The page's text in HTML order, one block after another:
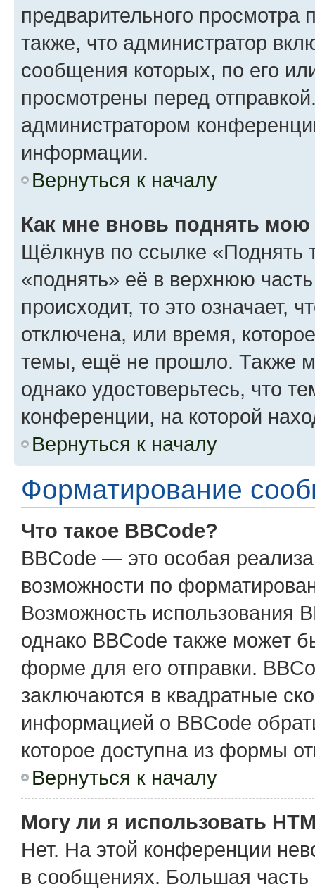
предварительного
также, что администратор
сообщения которых, по его
просмотрены перед
администратором
информации.
Вернуться к началу
Как мне вновь поднять мою
Щёлкнув по ссылке «Поднять
«поднять» её в верхнюю
происходит, то это означает,
отключена, или время,
темы, ещё не прошло. Также
однако удостоверьтесь, что
конференции, на которой
Вернуться к началу
Форматирование
Что такое BBCode?
BBCode — это особая
возможности по
Возможность использования
однако BBCode также может
форме для его отправки.
заключаются в квадратные
информацией о BBCode
которое доступна из формы
Вернуться к началу
Могу ли я использовать
Нет. На этой конференции
в сообщениях. Большая